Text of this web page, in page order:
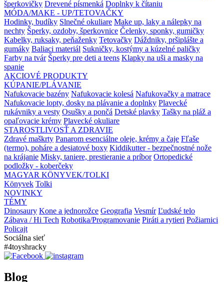
šperkovičky Drevené písmenká Doplnky k čítaniu
MÓDA/MAKE - UP/TETOVAČKY
Hodinky, budíky Slnečné okuliare Make up, laky a nálepky na
nechty Šperky, ozdoby, šperkovnice Čelenky, sponky, gumičky
Kabelky, ruksaky, peňaženky Tetovačky Dáždniky, pršiplášte a
gumáky Baliaci materiál Sukničky, kostýmy a kúzelné paličky
Farby na tvár Šperky pre deti a teens Klapky na uši a masky na
spanie
AKCIOVÉ PRODUKTY
KÚPANIE/PLÁVANIE
Nafukovacie bazény Nafukovacie kolesá Nafukovačky a matrace
Nafukovacie lopty, dosky na plávanie a doplnky Plavecké
rukávniky a vesty Osušky a pončá Detské plavky Tašky na pláž a
opaľovacie krémy Plavecké okuliare
STAROSTLIVOSŤ A ZDRAVIE
Zdravé maškrty Panarom esenciálne oleje, krémy a čaje Fľaše
(termo), poháre a desiatové boxy Kiddikutter - bezpečnostné nože
na krájanie Misky, taniere, prestieranie a príbor Ortopedické
podložky - koberčeky
MAGYAR KÖNYVEK/TOLKI
Könyvek Tolki
NOVINKY
TÉMY
Dinosaury Kone a jednorožce Geografia Vesmír Ľudské telo
Zábava / Hi Tech Robotika/Programovanie Piráti a rytieri Požiarnici
Policajt
Sociálna sieť
#4toyshracky
Blog